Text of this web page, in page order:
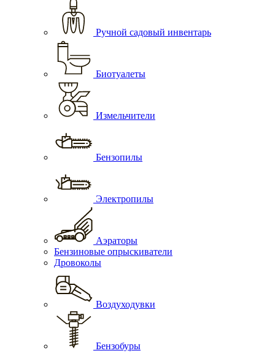
Ручной садовый инвентарь
Биотуалеты
Измельчители
Бензопилы
Электропилы
Аэраторы
Бензиновые опрыскиватели
Дровоколы
Воздуходувки
Бензобуры